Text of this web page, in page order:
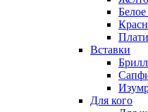
Вставки
Для кого